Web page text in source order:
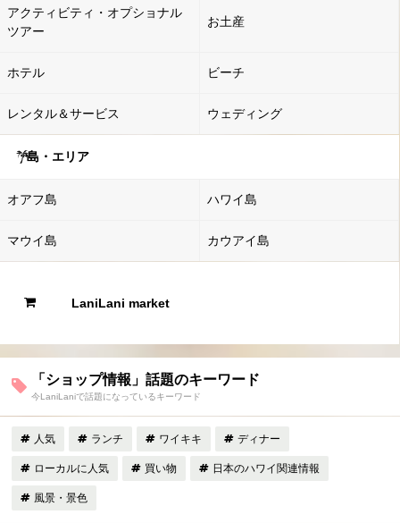
アクティビティ・オプショナル
ツアー
お土産
ホテル ビーチ
レンタル＆サービス ウェディング
島・エリア
オアフ島 ハワイ島
マウイ島 カウアイ島
LaniLani market
「ショップ情報」話題のキーワード
今LaniLaniで話題になっているキーワード
人気 ランチ ワイキキ ディナー
ローカルに人気 買い物 日本のハワイ関連情報
風景・景色